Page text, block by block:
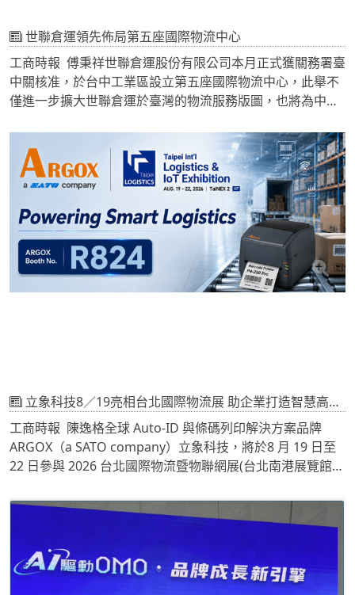
世聯倉運領先佈局第五座國際物流中心
工商時報 傅秉祥世聯倉運股份有限公司本月正式獲關務署臺
中關核准，於台中工業區設立第五座國際物流中心，此舉不
僅進一步擴大世聯倉運於臺灣的物流服務版圖，也將為中台
深耕臺灣二十五載建構全台保稅物流服務網絡
世聯倉運（CTW Holdings）自2000年成立全國首座國際物
流中心以來，攜手子公司喜提達物流（CTW Logistics）發揮
專業第三方物流（3PL）營運優勢，積極建構「Asia Hub」
商業模式，提供專業、即時且具高度彈性的保稅物流服務。
多年來世聯倉運成功協助眾多國際企業在臺設立亞洲運籌中
心，並持續於北、中、南布局多座國際物流中心，全力支援
臺灣產業發展與經濟成長，隨著台中國際物流中心正式啟
立象科技8／19亮相台北國際物流展 助企業打造智慧高效、永續物流
工商時報 陳逸格全球 Auto-ID 與條碼列印解決方案品牌
ARGOX（a SATO company）立象科技，將於8 月 19 日至
22 日參與 2026 台北國際物流暨物聯網展(台北南港展覽館二
發」 為主題，展示三大智慧物流解決方案，協助企業提升物
流效率、強化供應鏈管理，加速智慧物流與數位轉型。隨著
ESG 永續經營與供應鏈韌性的重視日益提升，物流管理正朝
向數位化、智慧化與高度整合發展。從資料即時蒐集、設備